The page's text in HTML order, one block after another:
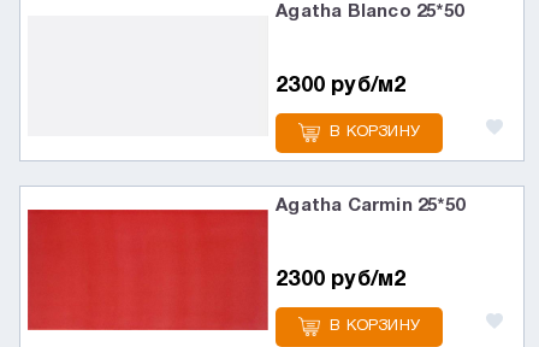
Agatha Blanco 25*50
2300 руб/м2
В КОРЗИНУ
Agatha Carmin 25*50
2300 руб/м2
В КОРЗИНУ